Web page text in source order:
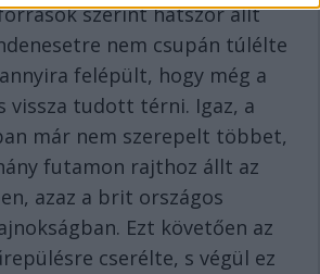
szerint hatszor állt
nem csupán túlélte
felépült, hogy még a
vissza tudott térni. Igaz, a
már nem szerepelt többet,
futamon rajthoz állt az
azaz a brit országos
Ezt követően az
cserélte, s végül ez